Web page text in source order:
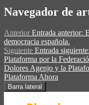
Navegador de
Anterior Entrada anterior:
democracia española.
Siguiente Entrada siguiente:
Plataforma por la
Dolores Agenjo y la
Plataforma Ahora
Barra lateral